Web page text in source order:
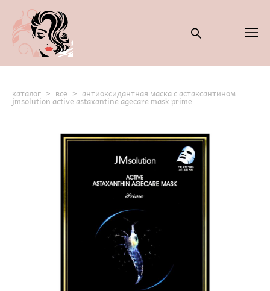
каталог > все > антиоксидантная маска с астаксантином
jmsolution active astaxantine agecare mask prime